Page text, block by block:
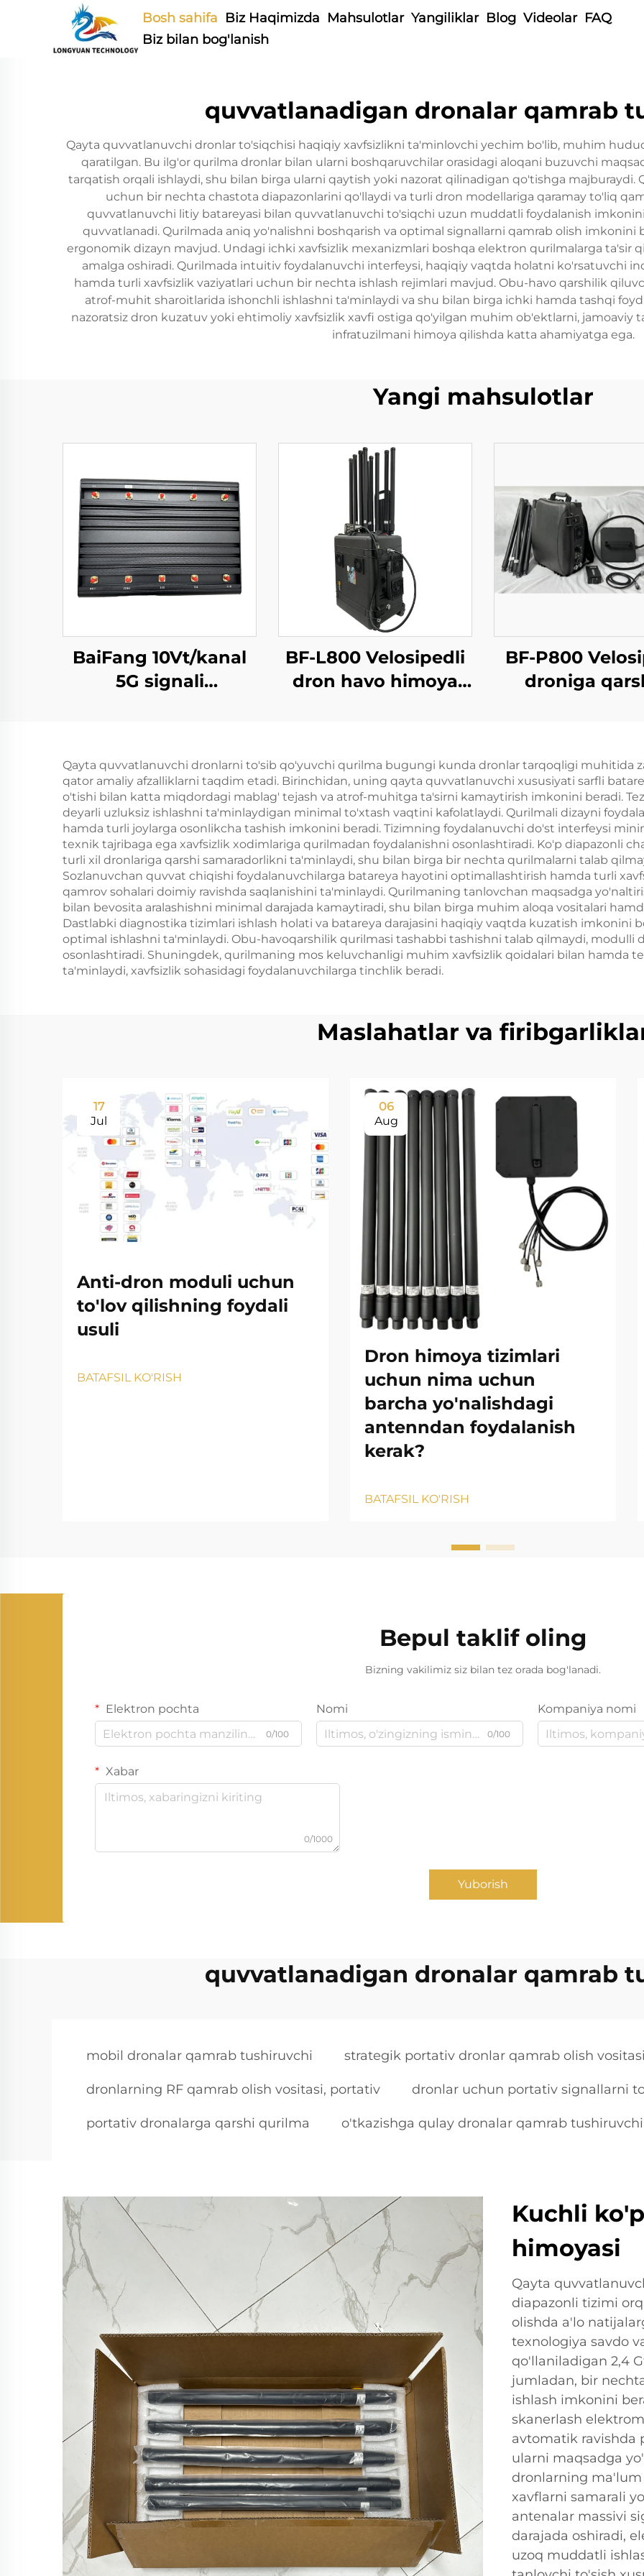
Bosh sahifa Biz Haqimizda Mahsulotlar Yangiliklar Blog Videolar FAQ
Biz bilan bog'lanish
quvvatlanadigan dronalar qamrab
Qayta quvvatlanuvchi dronlar to'siqchisi haqiqiy xavfsizlikni ta'minlovchi yechim bo'lib, muhim
qaratilgan. Bu ilg'or qurilma dronlar bilan ularni boshqaruvchilar orasidagi aloqani buzuvchi
tarqatish orqali ishlaydi, shu bilan birga ularni qaytish yoki nazorat qilinadigan qo'tishga
uchun bir nechta chastota diapazonlarini qo'llaydi va turli dron modellariga qaramay to'liq
quvvatlanuvchi litiy batareyasi bilan quvvatlanuvchi to'siqchi uzun muddatli foydalanish
quvvatlanadi. Qurilmada aniq yo'nalishni boshqarish va optimal signallarni qamrab olish
ergonomik dizayn mavjud. Undagi ichki xavfsizlik mexanizmlari boshqa elektron qurilmalarga ta'sir
amalga oshiradi. Qurilmada intuitiv foydalanuvchi interfeysi, haqiqiy vaqtda holatni ko'rsatuvchi
hamda turli xavfsizlik vaziyatlari uchun bir nechta ishlash rejimlari mavjud. Obu-havo qarshilik
atrof-muhit sharoitlarida ishonchli ishlashni ta'minlaydi va shu bilan birga ichki hamda tashqi
nazoratsiz dron kuzatuv yoki ehtimoliy xavfsizlik xavfi ostiga qo'yilgan muhim ob'ektlarni, jamoaviy
infratuzilmani himoya qilishda katta ahamiyatga ega.
Yangi mahsulotlar
BaiFang 10Vt/kanal
5G signali
BF-L800 Velosipedli
dron havo himoya
BF-P800
droniga
Qayta quvvatlanuvchi dronlarni to'sib qo'yuvchi qurilma bugungi kunda dronlar tarqoqligi muhitida
qator amaliy afzalliklarni taqdim etadi. Birinchidan, uning qayta quvvatlanuvchi xususiyati sarfli
o'tishi bilan katta miqdordagi mablag' tejash va atrof-muhitga ta'sirni kamaytirish imkonini beradi.
deyarli uzluksiz ishlashni ta'minlaydigan minimal to'xtash vaqtini kafolatlaydi. Qurilmali dizayni
hamda turli joylarga osonlikcha tashish imkonini beradi. Tizimning foydalanuvchi do'st interfeysi
texnik tajribaga ega xavfsizlik xodimlariga qurilmadan foydalanishni osonlashtiradi. Ko'p diapazonli
turli xil dronlariga qarshi samaradorlikni ta'minlaydi, shu bilan birga bir nechta qurilmalarni talab
Sozlanuvchan quvvat chiqishi foydalanuvchilarga batareya hayotini optimallashtirish hamda turli
qamrov sohalari doimiy ravishda saqlanishini ta'minlaydi. Qurilmaning tanlovchan maqsadga
bilan bevosita aralashishni minimal darajada kamaytiradi, shu bilan birga muhim aloqa vositalari
Dastlabki diagnostika tizimlari ishlash holati va batareya darajasini haqiqiy vaqtda kuzatish imkonini
optimal ishlashni ta'minlaydi. Obu-havoqarshilik qurilmasi tashabbi tashishni talab qilmaydi, modulli
osonlashtiradi. Shuningdek, qurilmaning mos keluvchanligi muhim xavfsizlik qoidalari bilan hamda
ta'minlaydi, xavfsizlik sohasidagi foydalanuvchilarga tinchlik beradi.
Maslahatlar va
17
Jul
Anti-dron moduli uchun
to'lov qilishning foydali
usuli
BATAFSIL KO'RISH
06
Aug
Dron himoya tizimlari
uchun nima uchun
barcha yo'nalishdagi
antenndan foydalanish
kerak?
BATAFSIL KO'RISH
Bepul taklif oling
Bizning vakilimiz siz bilan tez orada bog'lanadi.
Elektron pochta
0/100
Nomi
0/100
Kompaniya nomi
Xabar
0/1000
Yuborish
quvvatlanadigan dronalar qamrab
mobil dronalar qamrab tushiruvchi strategik portativ dronlar qamrab olish vositasi
dronlarning RF qamrab olish vositasi, portativ dronlar uchun portativ signallarni
portativ dronalarga qarshi qurilma o'tkazishga qulay dronalar qamrab tushiruvchi
Kuchli
himoyasi
Qayta
diapazonli tizimi
olishda a'lo
texnologiya savdo
qo'llaniladigan 2,4
jumladan, bir
ishlash imkonini
skanerlash
avtomatik ravishda
ularni maqsadga
dronlarning
xavflarni samarali
antenalar massivi
darajada oshiradi,
uzoq muddatli